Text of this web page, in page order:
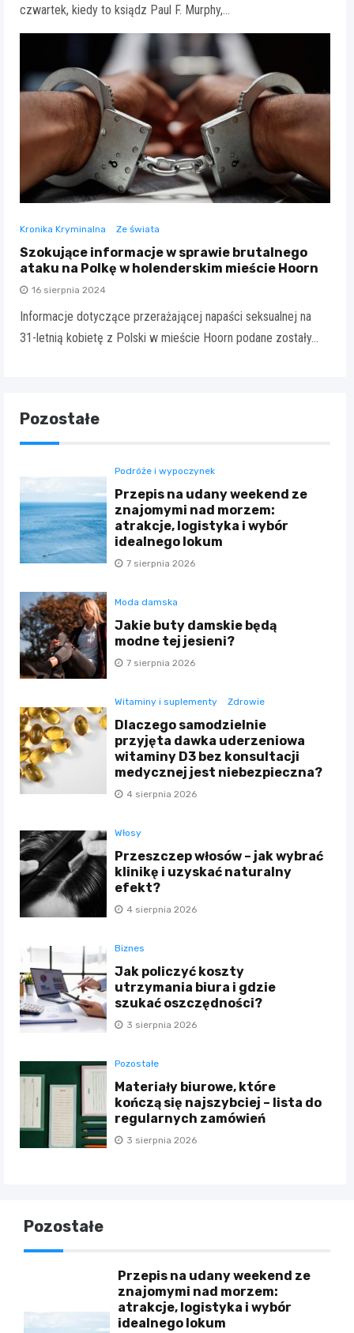
czwartek, kiedy to ksiądz Paul F. Murphy,…
Kronika Kryminalna Ze świata
Szokujące informacje w sprawie brutalnego
ataku na Polkę w holenderskim mieście Hoorn
16 sierpnia 2024
Informacje dotyczące przerażającej napaści seksualnej na
31-letnią kobietę z Polski w mieście Hoorn podane zostały…
Pozostałe
Podróże i wypoczynek
Przepis na udany weekend ze
znajomymi nad morzem:
atrakcje, logistyka i wybór
idealnego lokum
7 sierpnia 2026
Moda damska
Jakie buty damskie będą
modne tej jesieni?
7 sierpnia 2026
Witaminy i suplementy Zdrowie
Dlaczego samodzielnie
przyjęta dawka uderzeniowa
witaminy D3 bez konsultacji
medycznej jest niebezpieczna?
4 sierpnia 2026
Włosy
Przeszczep włosów – jak wybrać
klinikę i uzyskać naturalny
efekt?
4 sierpnia 2026
Biznes
Jak policzyć koszty
utrzymania biura i gdzie
szukać oszczędności?
3 sierpnia 2026
Pozostałe
Materiały biurowe, które
kończą się najszybciej – lista do
regularnych zamówień
3 sierpnia 2026
Pozostałe
Przepis na udany weekend ze
znajomymi nad morzem:
atrakcje, logistyka i wybór
idealnego lokum